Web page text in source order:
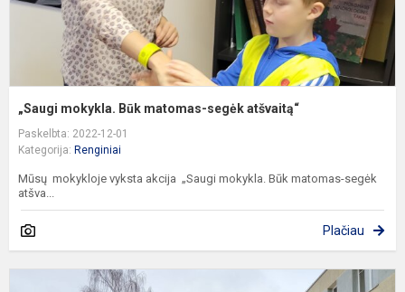
„Saugi mokykla. Būk matomas-segėk atšvaitą“
Paskelbta: 2022-12-01
Kategorija: Renginiai
Mūsų mokykloje vyksta akcija „Saugi mokykla. Būk matomas-segėk
atšva...
Plačiau